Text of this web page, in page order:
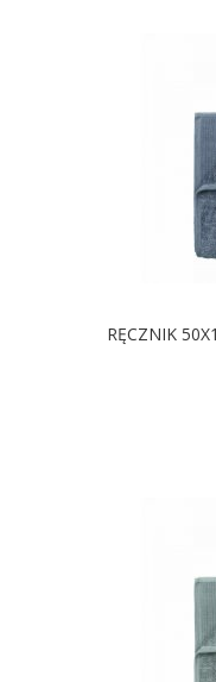
RĘCZNIK